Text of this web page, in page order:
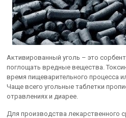
Активированный уголь – это
поглощать вредные вещества.
время пищеварительного процесса
Чаще всего угольные таблетки
отравлениях и диарее.
Для производства лекарственного